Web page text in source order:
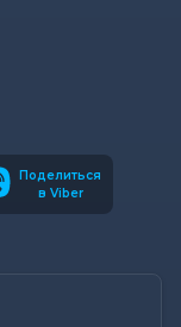
Поделиться
в Viber